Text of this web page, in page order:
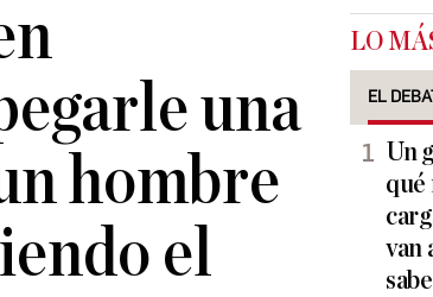
una
hombre
el
LO
EL
Un
qué
van